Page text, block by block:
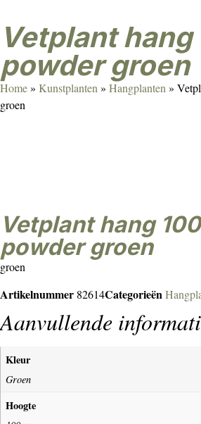
Vetplant hang 100 cm
powder groen
Home» Kunstplanten » Hangplanten »
groen
Vetplant hang 100 cm
powder groen
groen
Artikelnummer 82614Categorieën
Aanvullende
Kleur
Groen
Hoogte